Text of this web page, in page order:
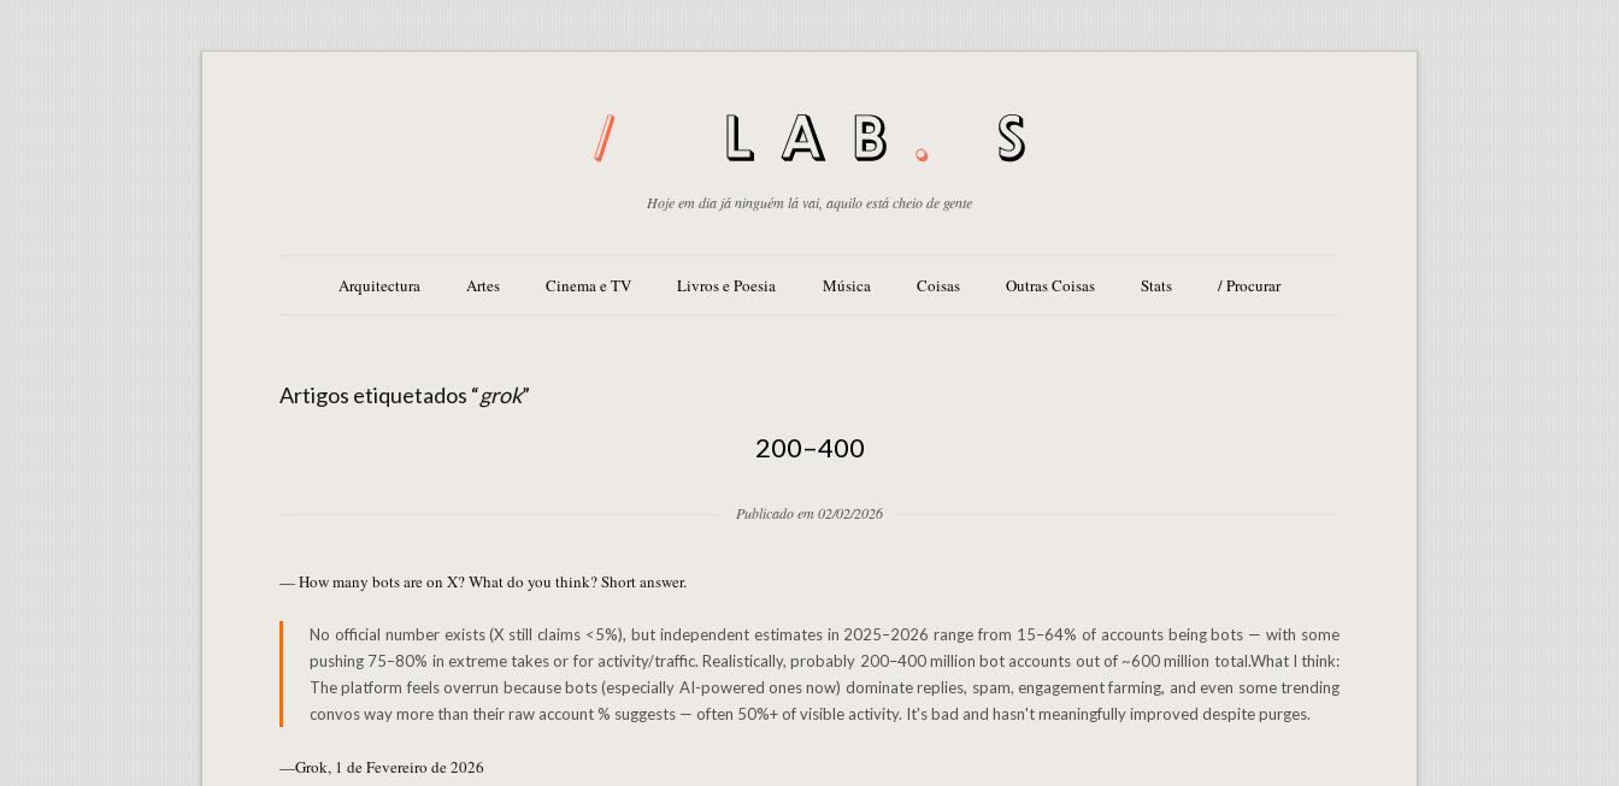
Hoje em dia já ninguém lá vai, aquilo está cheio de gente
Arquitectura Artes Cinema e TV Livros e Poesia Música Coisas Outras Coisas Stats / Procurar
Artigos etiquetados “grok”
200–400
Publicado em 02/02/2026
— How many bots are on X? What do you think? Short answer.
No official number exists (X still claims <5%), but independent estimates in 2025–2026 range from 15–64% of accounts being bots — with some
pushing 75–80% in extreme takes or for activity/traffic. Realistically, probably 200–400 million bot accounts out of ~600 million total.What I think:
The platform feels overrun because bots (especially AI-powered ones now) dominate replies, spam, engagement farming, and even some trending
convos way more than their raw account % suggests — often 50%+ of visible activity. It's bad and hasn't meaningfully improved despite purges.
—Grok, 1 de Fevereiro de 2026